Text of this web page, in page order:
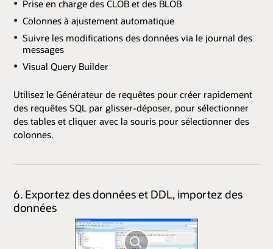
Prise en charge des CLOB et des BLOB
Colonnes à ajustement automatique
Suivre les modifications des données via le journal des
messages
Visual Query Builder
Utilisez le Générateur de requêtes pour créer rapidement
des requêtes SQL par glisser-déposer, pour sélectionner
des tables et cliquer avec la souris pour sélectionner des
colonnes.
6. Exportez des données et DDL, importez des
données